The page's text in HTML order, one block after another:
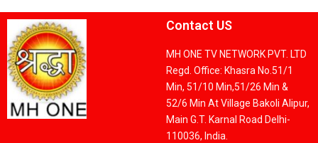
Contact US
MH ONE TV NETWORK PVT. LTD
Regd. Office: Khasra No.51/1
Min, 51/10 Min,51/26 Min &
52/6 Min At Village Bakoli Alipur,
Main G.T. Karnal Road Delhi-
110036, India.